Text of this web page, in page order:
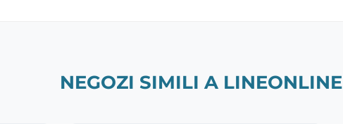
NEGOZI SIMILI A LINEONLINE